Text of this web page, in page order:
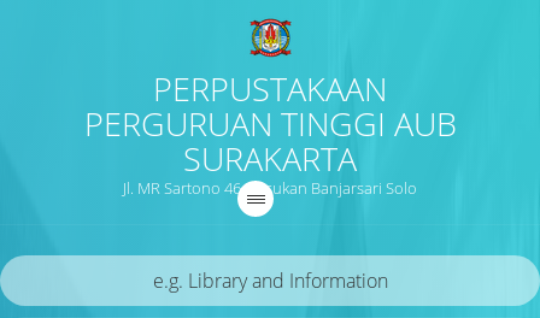
PERPUSTAKAAN
PERGURUAN TINGGI AUB
SURAKARTA
Jl. MR Sartono 46 Nusukan Banjarsari Solo